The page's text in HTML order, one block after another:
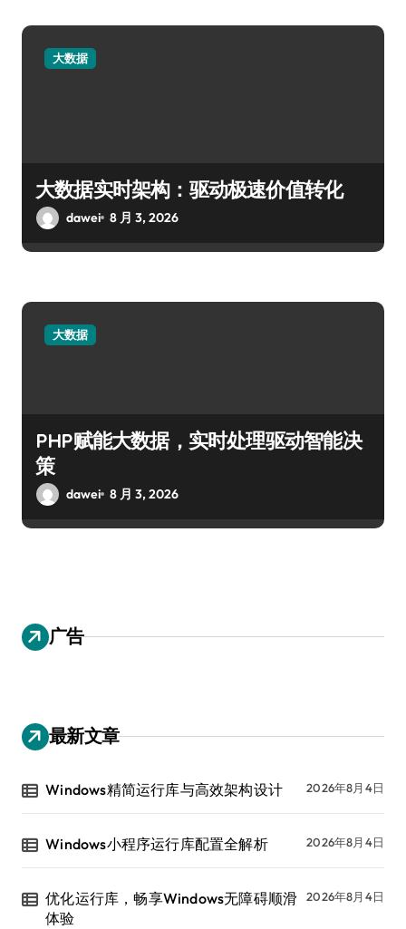
大数据
大数据实时架构：驱动极速价值转化
dawei 8 月 3, 2026
大数据
PHP赋能大数据，实时处理驱动智能决
策
dawei 8 月 3, 2026
广告
最新文章
Windows精简运行库与高效架构设计 2026年8月4日
Windows小程序运行库配置全解析 2026年8月4日
优化运行库，畅享Windows无障碍顺滑
体验
2026年8月4日